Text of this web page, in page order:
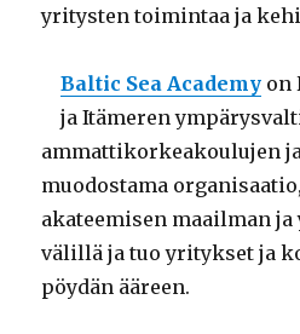
yritysten toimintaa ja
Baltic Sea Academy on
ja Itämeren
ammattikorkeakoulujen
muodostama
akateemisen maailman
välillä ja tuo yritykset ja
pöydän ääreen.